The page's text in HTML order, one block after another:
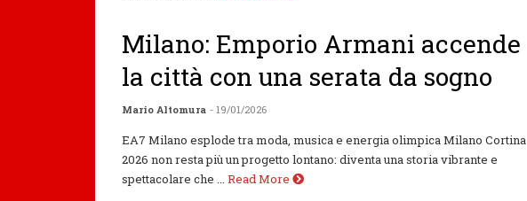
Milano: Emporio Armani accende
la città con una serata da sogno
Mario Altomura - 19/01/2026
EA7 Milano esplode tra moda, musica e energia olimpica Milano Cortina
2026 non resta più un progetto lontano: diventa una storia vibrante e
spettacolare che ... Read More